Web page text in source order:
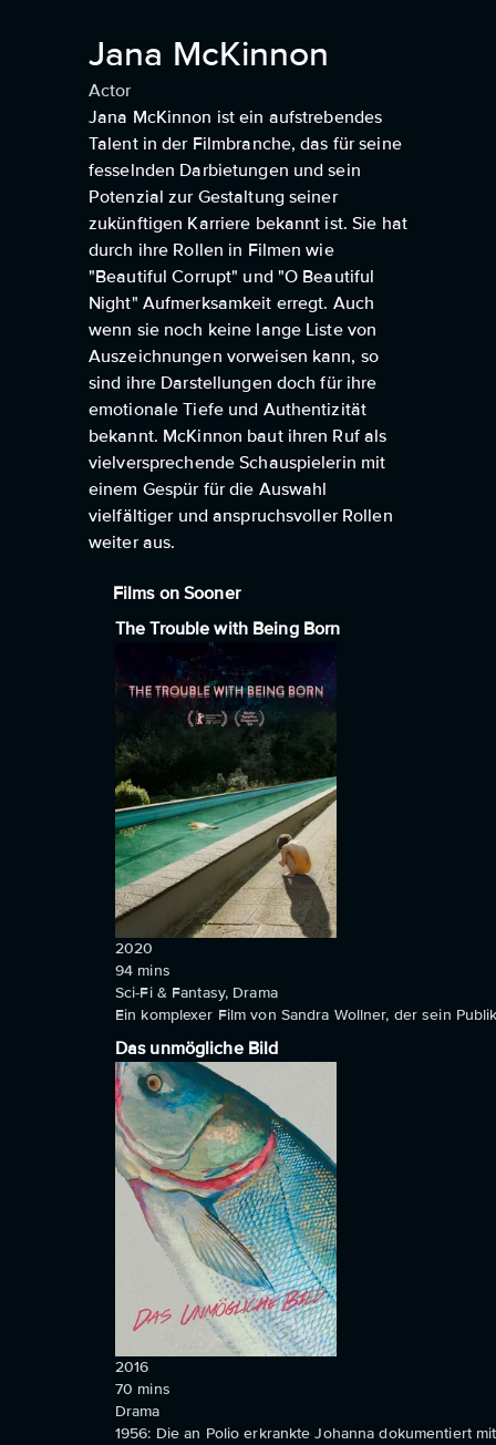
Jana McKinnon
Actor
Jana McKinnon ist ein aufstrebendes
Talent in der Filmbranche, das für seine
fesselnden Darbietungen und sein
Potenzial zur Gestaltung seiner
zukünftigen Karriere bekannt ist. Sie hat
durch ihre Rollen in Filmen wie
"Beautiful Corrupt" und "O Beautiful
Night" Aufmerksamkeit erregt. Auch
wenn sie noch keine lange Liste von
Auszeichnungen vorweisen kann, so
sind ihre Darstellungen doch für ihre
emotionale Tiefe und Authentizität
bekannt. McKinnon baut ihren Ruf als
vielversprechende Schauspielerin mit
einem Gespür für die Auswahl
vielfältiger und anspruchsvoller Rollen
weiter aus.
Films on Sooner
The Trouble with Being Born
2020
94 mins
Sci-Fi & Fantasy, Drama
Ein komplexer Film von Sandra Wollner, der sein
Das unmögliche Bild
2016
70 mins
Drama
1956: Die an Polio erkrankte Johanna dokumentiert